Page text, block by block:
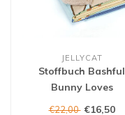
JELLYCAT
Stoffbuch Bashful
Bunny Loves
€22,00 €16,50